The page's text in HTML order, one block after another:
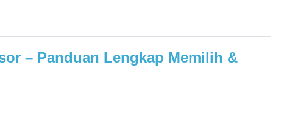
– Panduan Lengkap Memilih &